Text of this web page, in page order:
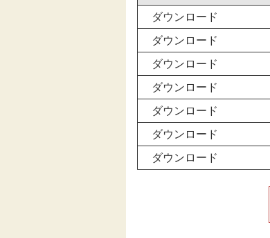
伝統芸能
助成
フェスティバル
地域創造大賞
ダウンロード
ダウンロード
ダウンロード
ダウンロード
ダウンロード
ダウンロード
ダウンロード